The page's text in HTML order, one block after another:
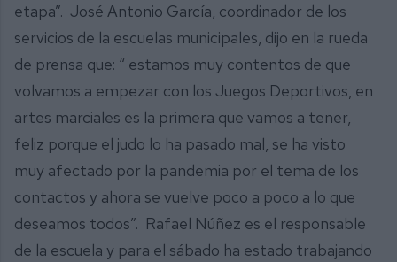
etapa”. José Antonio García, coordinador de los
servicios de la escuelas municipales, dijo en la rueda
de prensa que: “ estamos muy contentos de que
volvamos a empezar con los Juegos Deportivos, en
artes marciales es la primera que vamos a tener,
feliz porque el judo lo ha pasado mal, se ha visto
muy afectado por la pandemia por el tema de los
contactos y ahora se vuelve poco a poco a lo que
deseamos todos”. Rafael Núñez es el responsable
de la escuela y para el sábado ha estado trabajando